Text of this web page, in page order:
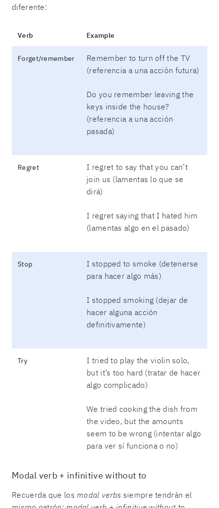
diferente:
Verb Example
Forget/remember
Remember to turn off the TV
(referencia a una acción futura)
Do you remember leaving the
keys inside the house?
(referencia a una acción
pasada)
Regret
I regret to say that you can’t
join us (lamentas lo que se
dirá)
I regret saying that I hated him
(lamentas algo en el pasado)
Stop
I stopped to smoke (detenerse
para hacer algo más)
I stopped smoking (dejar de
hacer alguna acción
definitivamente)
Try
I tried to play the violin solo,
but it’s too hard (tratar de hacer
algo complicado)
We tried cooking the dish from
the video, but the amounts
seem to be wrong (intentar algo
para ver sí funciona o no)
Modal verb + infinitive without to
Recuerda que los modal verbs siempre tendrán el